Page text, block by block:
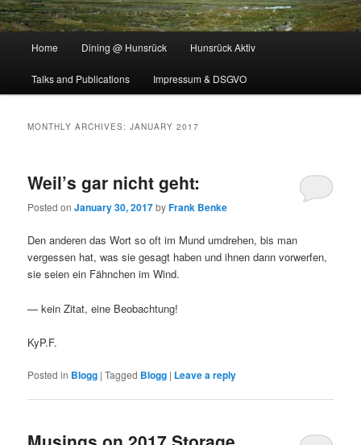
Home Dining @ Hunsrück Hunsrück Aktiv
Talks and Publications Impressum & DSGVO
MONTHLY ARCHIVES:JANUARY 2017
Weil’s gar nicht geht:
Posted onJanuary 30, 2017byFrank Benke
Den anderen das Wort so oft im Mund umdrehen, bis man
vergessen hat, was sie gesagt haben und ihnen dann vorwerfen,
sie seien ein Fähnchen im Wind.
— kein Zitat, eine Beobachtung!
KyP.F.
Posted in Blogg |Tagged Blogg | Leave a reply